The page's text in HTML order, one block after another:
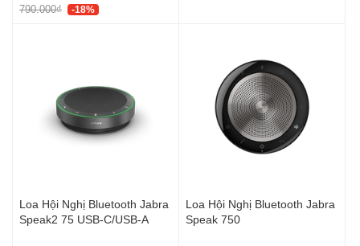
790.000₫ -18%
Loa Hội Nghị Bluetooth Jabra
Speak2 75 USB-C/USB-A
Loa Hội Nghị Bluetooth Jabra
Speak 750